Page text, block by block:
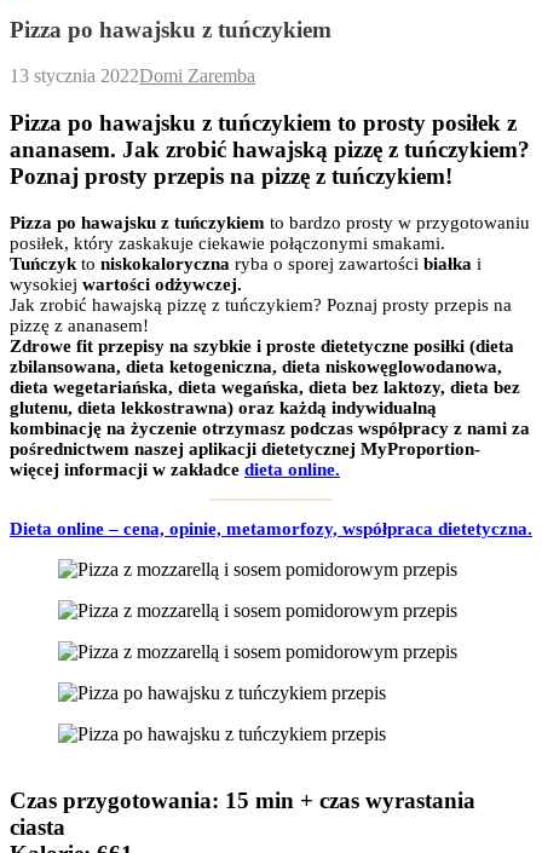
Pizza po hawajsku z tuńczykiem
13 stycznia 2022Domi Zaremba
Pizza po hawajsku z tuńczykiem to prosty posiłek z
ananasem. Jak zrobić hawajską pizzę z tuńczykiem?
Poznaj prosty przepis na pizzę z tuńczykiem!
Pizza po hawajsku z tuńczykiem to bardzo prosty w przygotowaniu
posiłek, który zaskakuje ciekawie połączonymi smakami.
Tuńczyk to niskokaloryczna ryba o sporej zawartości białka i
wysokiej wartości odżywczej.
Jak zrobić hawajską pizzę z tuńczykiem? Poznaj prosty przepis na
pizzę z ananasem!
Zdrowe fit przepisy na szybkie i proste dietetyczne posiłki (dieta
zbilansowana, dieta ketogeniczna, dieta niskowęglowodanowa,
dieta wegetariańska, dieta wegańska, dieta bez laktozy, dieta bez
glutenu, dieta lekkostrawna) oraz każdą indywidualną
kombinację na życzenie otrzymasz podczas współpracy z nami za
pośrednictwem naszej aplikacji dietetycznej MyProportion-
więcej informacji w zakładce dieta online.
Dieta online – cena, opinie, metamorfozy, współpraca dietetyczna.
Czas przygotowania: 15 min + czas wyrastania
ciasta